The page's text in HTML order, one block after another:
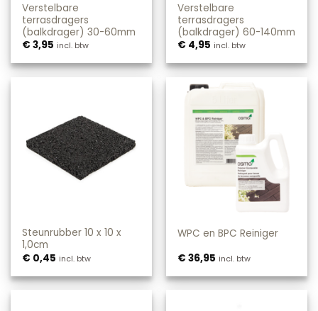
Verstelbare
terrasdragers
(balkdrager) 30-60mm
€3,95 incl. btw
Verstelbare
terrasdragers
(balkdrager) 60-140mm
€ 4,95 incl. btw
Steunrubber 10 x 10 x
1,0cm
€ 0,45 incl. btw
WPC en BPC Reiniger
€36,95 incl. btw